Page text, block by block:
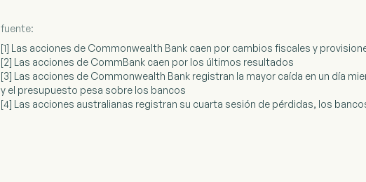
fuente:
[1] Las acciones de Commonwealth Bank caen por cambios fiscales y
[2] Las acciones de CommBank caen por los últimos resultados
[3] Las acciones de Commonwealth Bank registran la mayor caída en un día
y el presupuesto pesa sobre los bancos
[4] Las acciones australianas registran su cuarta sesión de pérdidas, los